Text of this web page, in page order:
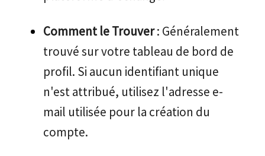
Comment le Trouver: Généralement
trouvé sur votre tableau de bord de
profil. Si aucun identifiant unique
n'est attribué, utilisez l'adresse e-
mail utilisée pour la création du
compte.